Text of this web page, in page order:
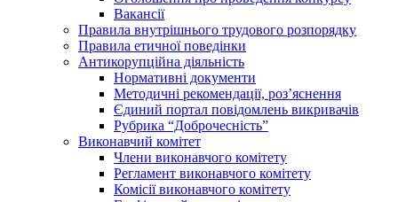
Вакансії
Правила внутрішнього трудового розпорядку
Правила етичної поведінки
Антикорупційна діяльність
Нормативні документи
Методичні рекомендації, роз’яснення
Єдиний портал повідомлень викривачів
Рубрика “Доброчесність”
Виконавчий комітет
Члени виконавчого комітету
Регламент виконавчого комітету
Комісії виконавчого комітету